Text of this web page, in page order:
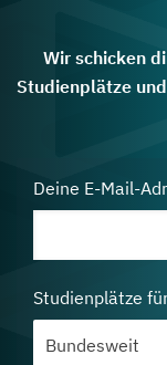
Wir schicken
Studienplätze
Deine E-Mail-
Studienplätze